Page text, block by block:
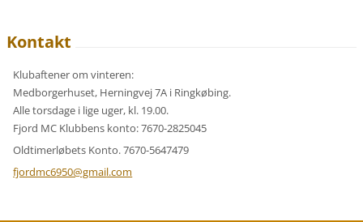
Kontakt
Klubaftener om vinteren:
Medborgerhuset, Herningvej 7A i Ringkøbing.
Alle torsdage i lige uger, kl. 19.00.
Fjord MC Klubbens konto: 7670-2825045
Oldtimerløbets Konto. 7670-5647479
fjordmc6950@gmail.com